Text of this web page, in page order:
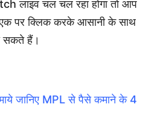
लाइव चल चल रहा होगा तो आप
एक पर क्लिक करके आसानी के साथ
सकते हैं।
जानिए MPL से पैसे कमाने के 4